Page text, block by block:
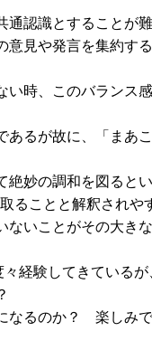
認識とすることが難
見や発言を集約す
時、このバランス
るが故に、「まあ
妙の調和を図ると
ることと解釈されや
いことがその大き
経験してきている
なるのか？ 楽しみ